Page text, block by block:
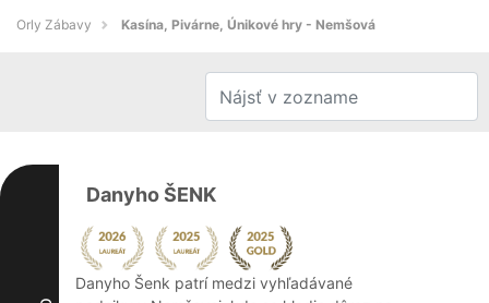
Orly Zábavy Kasína, Pivárne, Únikové hry - Nemšová
Danyho ŠENK
Danyho Šenk patrí medzi vyhľadávané